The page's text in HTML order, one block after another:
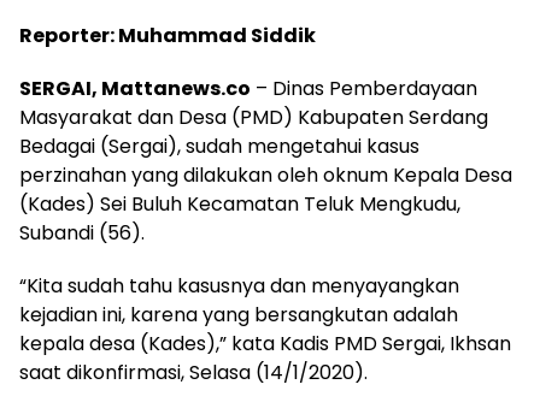
Reporter: Muhammad Siddik
SERGAI, Mattanews.co – Dinas Pemberdayaan
Masyarakat dan Desa (PMD) Kabupaten Serdang
Bedagai (Sergai), sudah mengetahui kasus
perzinahan yang dilakukan oleh oknum Kepala Desa
(Kades) Sei Buluh Kecamatan Teluk Mengkudu,
Subandi (56).
“Kita sudah tahu kasusnya dan menyayangkan
kejadian ini, karena yang bersangkutan adalah
kepala desa (Kades),” kata Kadis PMD Sergai, Ikhsan
saat dikonfirmasi, Selasa (14/1/2020).